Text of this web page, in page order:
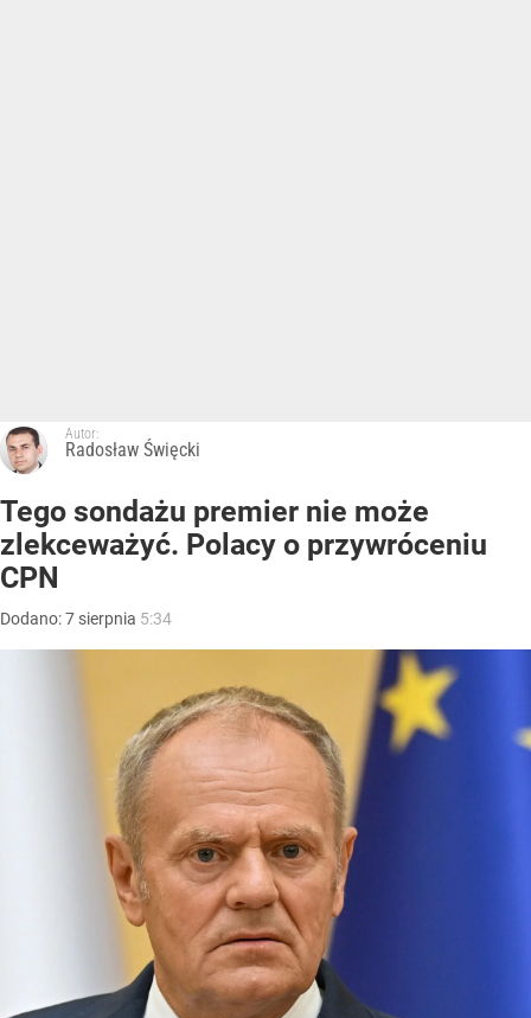
Autor:
Radosław Święcki
Tego sondażu premier nie może
zlekceważyć. Polacy o przywróceniu
CPN
Dodano:7 sierpnia 5:34